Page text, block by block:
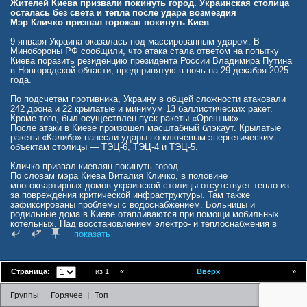
Жителей Киева призвали покинуть город. Украинская столица
осталась без света и тепла после удара возмездия
Мэр Кличко призвал горожан покинуть Киев
9 января Украина оказалась под массированным ударом. В
Минобороны РФ сообщили, что атака стала ответом на попытку
Киева поразить резиденцию президента России Владимира Путина
в Новгородской области, предпринятую в ночь на 29 декабря 2025
года.
По подсчетам противника, Украину в общей сложности атаковали
242 дрона и 22 крылатые и минимум 13 баллистических ракет.
Кроме того, был осуществлен пуск ракеты «Орешник».
После атаки в Киеве произошел масштабный блэкаут. Крылатые
ракеты «Калибр» нанесли удары по ключевым энергетическим
объектам столицы — ТЭЦ-6, ТЭЦ-4 и ТЭЦ-5.
Кличко призвал киевлян покинуть город
По словам мэра Киева Виталия Кличко, в половине
многоквартирных домов украинской столицы отсутствует тепло из-
за повреждения критической инфраструктуры. Там также
зафиксированы проблемы с водоснабжением. Больницы и
родильные дома в Киеве отапливаются при помощи мобильных
котельных. Над восстановлением электро- и теплоснабжения в
домах горожан, по его словам, сейчас трудятся коммунальные
Из-за сложившейся обстановки Кличко призвал киевлян по
возможности покинуть свой город.
Обращаюсь к тем жителям столицы, у кого есть возможность
временно выехать за город, где есть альтернативные источники
показать
Страница: из 1 »
« Вверх
Группы Горячее Топ